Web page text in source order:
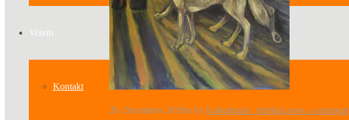
Verein
Kontakt
20. Dezember 2019in by Kulturbund_AdminLeave a comment